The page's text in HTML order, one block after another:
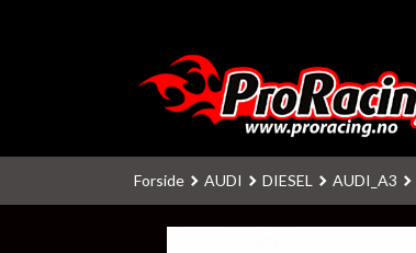
Forside AUDI DIESEL AUDI_A3